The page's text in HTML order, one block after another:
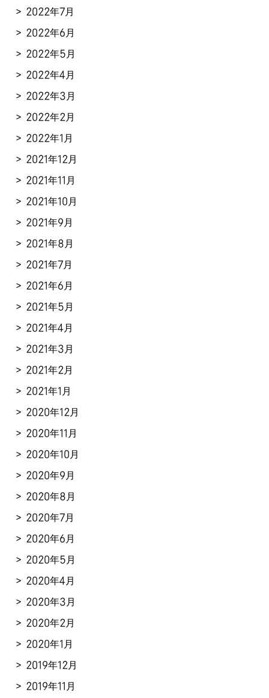
2022年7月
2022年6月
2022年5月
2022年4月
2022年3月
2022年2月
2022年1月
2021年12月
2021年11月
2021年10月
2021年9月
2021年8月
2021年7月
2021年6月
2021年5月
2021年4月
2021年3月
2021年2月
2021年1月
2020年12月
2020年11月
2020年10月
2020年9月
2020年8月
2020年7月
2020年6月
2020年5月
2020年4月
2020年3月
2020年2月
2020年1月
2019年12月
2019年11月